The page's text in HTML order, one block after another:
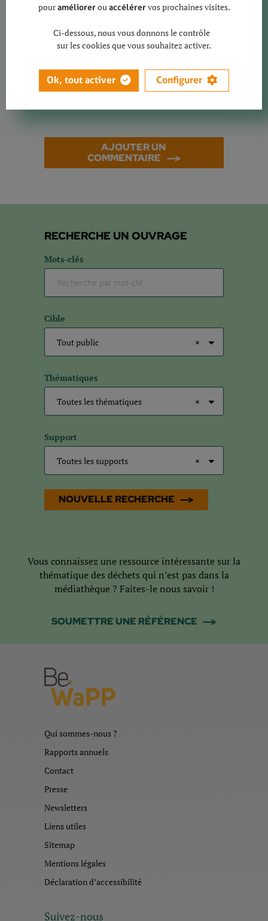
AJOUTER UN
COMMENTAIRE
RECHERCHE UN OUVRAGE
Mots-clés
Cible
×
Tout public
Thématiques
×
Toutes les thématiques
Support
×
Toutes les supports
NOUVELLE RECHERCHE
Vous connaissez une ressource intéressante sur la
thématique des déchets qui n’est pas dans la
médiathèque ? Faites-le nous savoir !
SOUMETTRE UNE RÉFÉRENCE
Qui sommes-nous ?
Rapports annuels
Contact
Presse
Newsletters
Liens utiles
Sitemap
Mentions légales
Déclaration d’accessibilité
Suivez-nous
pouraméliorerouaccélérervos prochaines visites.
Ci-dessous, nous vous donnons le contrôle
sur les cookies que vous souhaitez activer.
Ok, tout activer Configurer